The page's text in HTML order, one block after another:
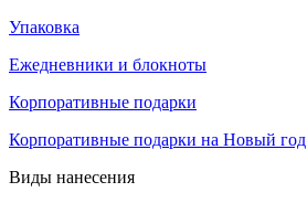
Упаковка
Ежедневники и блокноты
Корпоративные подарки
Корпоративные подарки на Новый год
Виды нанесения